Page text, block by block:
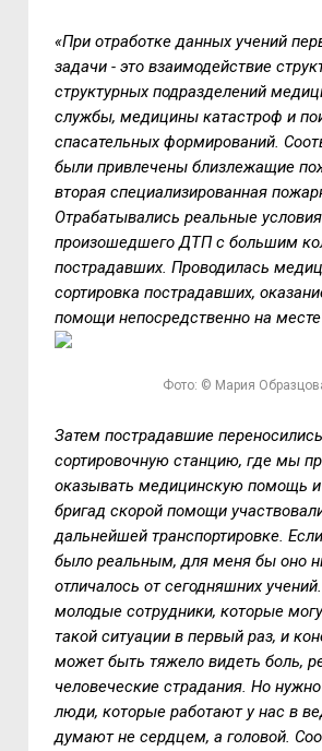
«При отработке данных учений
задачи - это взаимодействие
структурных подразделений
службы, медицины катастроф и
спасательных формирований.
были привлечены близлежащие
вторая специализированная
Отрабатывались реальные условия
произошедшего ДТП с большим
пострадавших. Проводилась
сортировка пострадавших,
помощи непосредственно на
Фото: © Мария
Затем пострадавшие
сортировочную станцию, где мы
оказывать медицинскую помощь
бригад скорой помощи
дальнейшей транспортировке.
было реальным, для меня бы оно
отличалось от сегодняшних
молодые сотрудники, которые
такой ситуации в первый раз, и
может быть тяжело видеть боль,
человеческие страдания. Но
люди, которые работают у нас в
думают не сердцем, а головой.